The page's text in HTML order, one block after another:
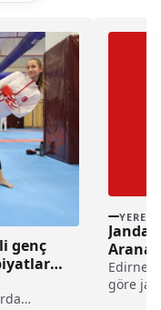
genç
YEREL
Edirne
göre